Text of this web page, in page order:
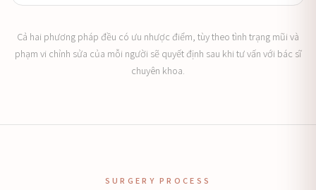
Cả hai phương pháp đều có ưu nhược điểm, tùy theo tình trạng mũi và
phạm vi chỉnh sửa của mỗi người sẽ quyết định sau khi tư vấn với bác sĩ
chuyên khoa.
SURGERY PROCESS